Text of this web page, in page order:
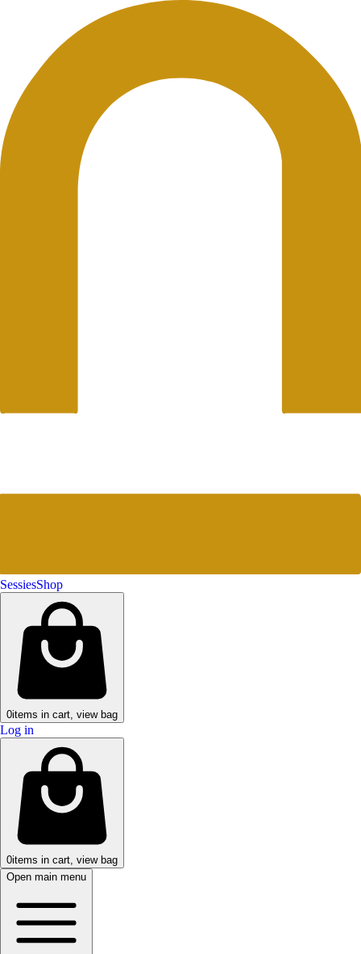
SessiesShop
0items in cart, view bag
Log in
0items in cart, view bag
Open main menu